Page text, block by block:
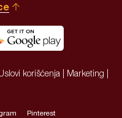
korišćenja Marketing
Pinterest